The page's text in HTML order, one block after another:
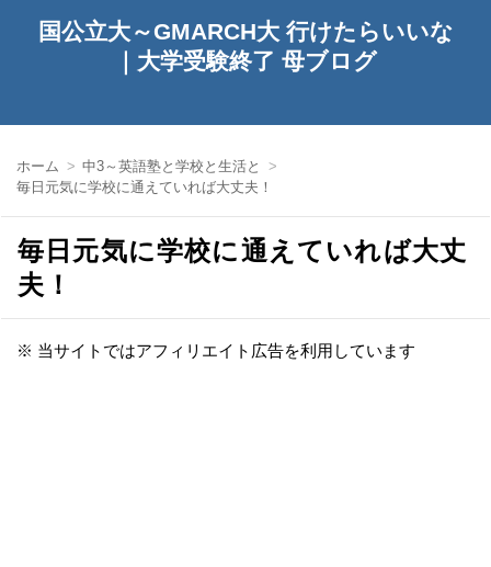
国公立大～GMARCH大 行けたらいいな
｜大学受験終了 母ブログ
ホーム
中3～英語塾と学校と生活と
毎日元気に学校に通えていれば大丈夫！
毎日元気に学校に通えていれば大丈
夫！
※ 当サイトではアフィリエイト広告を利用しています